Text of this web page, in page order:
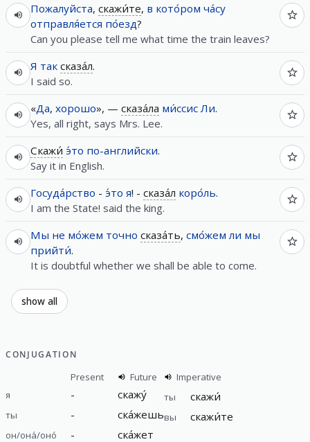
Пожалуйста, скажи́те, в кото́ром ча́су
отправля́ется по́езд?
Can you please tell me what time the train leaves?
Я так сказа́л.
I said so.
«Да, хорошо», — сказа́ла ми́ссис Ли.
Yes, all right, says Mrs. Lee.
Скажи́ э́то по-английски.
Say it in English.
Госуда́рство - э́то я! - сказа́л коро́ль.
I am the State! said the king.
Мы не мо́жем точно сказа́ть, смо́жем ли мы
прийти́.
It is doubtful whether we shall be able to come.
show all
CONJUGATION
Present
Future
я
- скажу́
ты - ска́жешь
он/она́/оно́ - ска́жет
Imperative
ты
скажи́
вы скажи́те